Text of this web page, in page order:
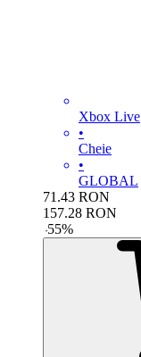
Xbox Live
•
Cheie
•
GLOBAL
71.43 RON
157.28 RON
-55%